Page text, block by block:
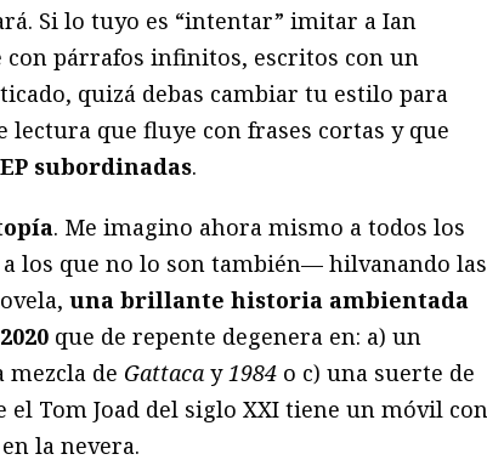
Si lo tuyo es “intentar” imitar a Ian
con párrafos infinitos, escritos con un
quizá debas cambiar tu estilo para
lectura que fluye con frases cortas y que
subordinadas.
. Me imagino ahora mismo a todos los
los que no lo son también— hilvanando las
una brillante historia ambientada
que de repente degenera en: a) un
de Gattaca y 1984 o c) una suerte de
el Tom Joad del siglo XXI tiene un móvil con
la nevera.